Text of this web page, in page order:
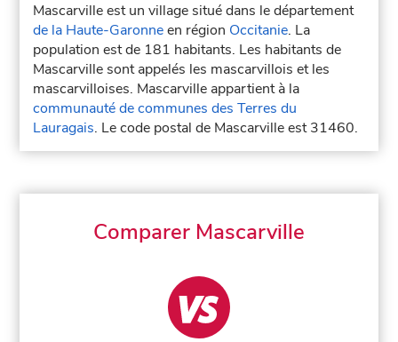
Mascarville est un village situé dans le département
de la Haute-Garonneen région Occitanie. La
population est de 181 habitants. Les habitants de
Mascarville sont appelés les mascarvillois et les
mascarvilloises. Mascarville appartient à la
communauté de communes des Terres du
Lauragais. Le code postal de Mascarville est 31460.
Comparer Mascarville